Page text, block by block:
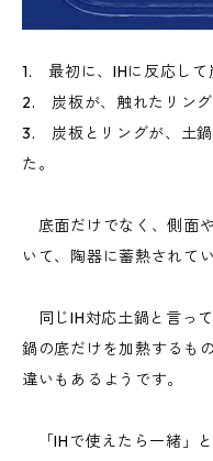
1. 最初に、IHに反応して
2. 炭板が、触れたリング
3. 炭板とリングが、土鍋
た。
底面だけでなく、側面
いて、陶器に蓄熱されて
同じIH対応土鍋と言っ
鍋の底だけを加熱するも
違いもあるようです。
「IHで使えたら一緒」